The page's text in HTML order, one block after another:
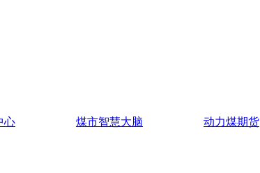
心 煤市智慧大脑 动力煤期货